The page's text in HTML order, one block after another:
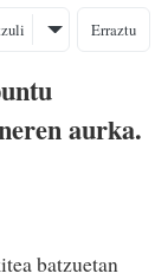
Erraztu
aurka.
batzuetan